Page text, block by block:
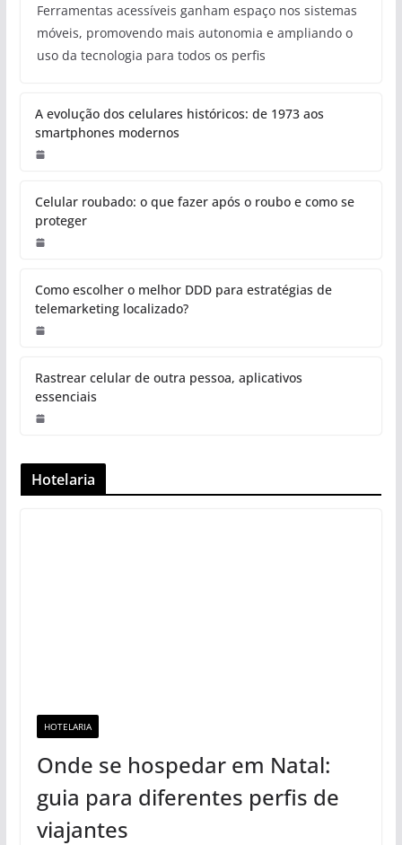
Ferramentas acessíveis ganham espaço nos sistemas
móveis, promovendo mais autonomia e ampliando o
uso da tecnologia para todos os perfis
A evolução dos celulares históricos: de 1973 aos
smartphones modernos
Celular roubado: o que fazer após o roubo e como se
proteger
Como escolher o melhor DDD para estratégias de
telemarketing localizado?
Rastrear celular de outra pessoa, aplicativos
essenciais
Hotelaria
HOTELARIA
Onde se hospedar em Natal:
guia para diferentes perfis de
viajantes